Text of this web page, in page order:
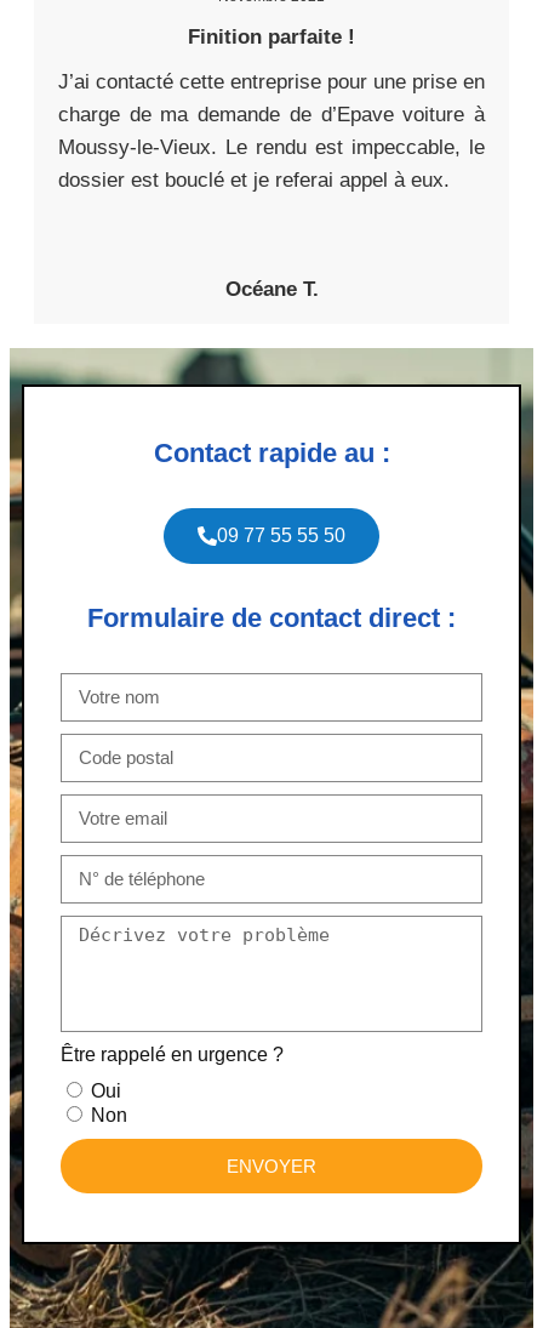
Finition parfaite !
J’ai contacté cette entreprise pour une prise en
charge de ma demande de d’Epave voiture à
Moussy-le-Vieux. Le rendu est impeccable, le
dossier est bouclé et je referai appel à eux.
Océane T.
Contact rapide au :
09 77 55 55 50
Formulaire de contact direct :
Être rappelé en urgence ?
Oui
Non
ENVOYER